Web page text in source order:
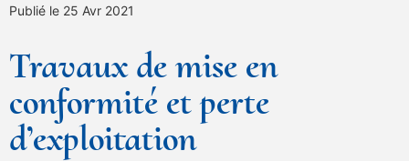
Publié le 25 Avr 2021
Travaux de mise en
conformité et perte
d’exploitation